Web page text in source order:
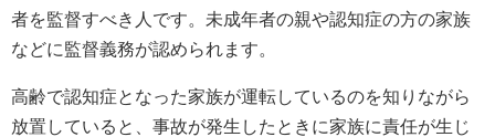
者を監督すべき人です。未成年者の親や認知症の方の家族
などに監督義務が認められます。
高齢で認知症となった家族が運転しているのを知りながら
放置していると、事故が発生したときに家族に責任が生じ